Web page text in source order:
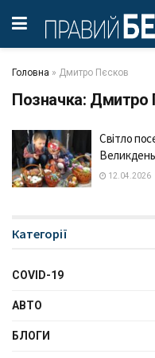
Головна » Дмитро Пєсков
Позначка: Дмитро
Світло
Великдень
12.04.2026
Категорії
COVID-19
АВТО
БЛОГИ